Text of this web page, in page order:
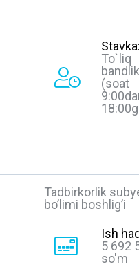
Stavka:
To`liq
bandlik
(soat
Tadbirkorlik
bo’limi boshlig’i
Ish
5 692
so'm